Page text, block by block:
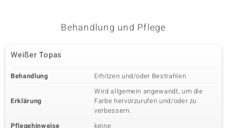
Behandlung und Pflege
Weißer Topas
Behandlung Erhitzen und/oder Bestrahlen
Erklärung
Wird allgemein angewandt, um die
Farbe hervorzurufen und/oder zu
verbessern.
Pflegehinweise
keine